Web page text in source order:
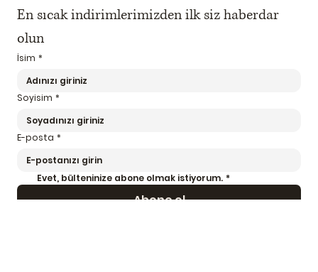
En sıcak indirimlerimizden ilk siz haberdar
olun
İsim *
Soyisim *
E-posta *
Evet, bülteninize abone olmak istiyorum. *
Abone ol